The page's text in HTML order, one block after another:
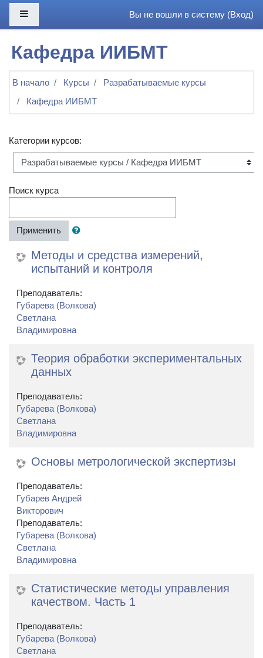
Перейти к основному содержанию
Вы не вошли в систему (Вход)
Кафедра ИИБМТ
В начало Курсы
Разрабатываемые курсы
Кафедра ИИБМТ
Категории курсов:
Поиск курса
Применить
Методы и средства измерений,
испытаний и контроля
Преподаватель:
Губарева (Волкова)
Светлана
Владимировна
Теория обработки экспериментальных
данных
Преподаватель:
Губарева (Волкова)
Светлана
Владимировна
Основы метрологической экспертизы
Преподаватель:
Губарев Андрей
Викторович
Преподаватель:
Губарева (Волкова)
Светлана
Владимировна
Статистические методы управления
качеством. Часть 1
Преподаватель:
Губарева (Волкова)
Светлана